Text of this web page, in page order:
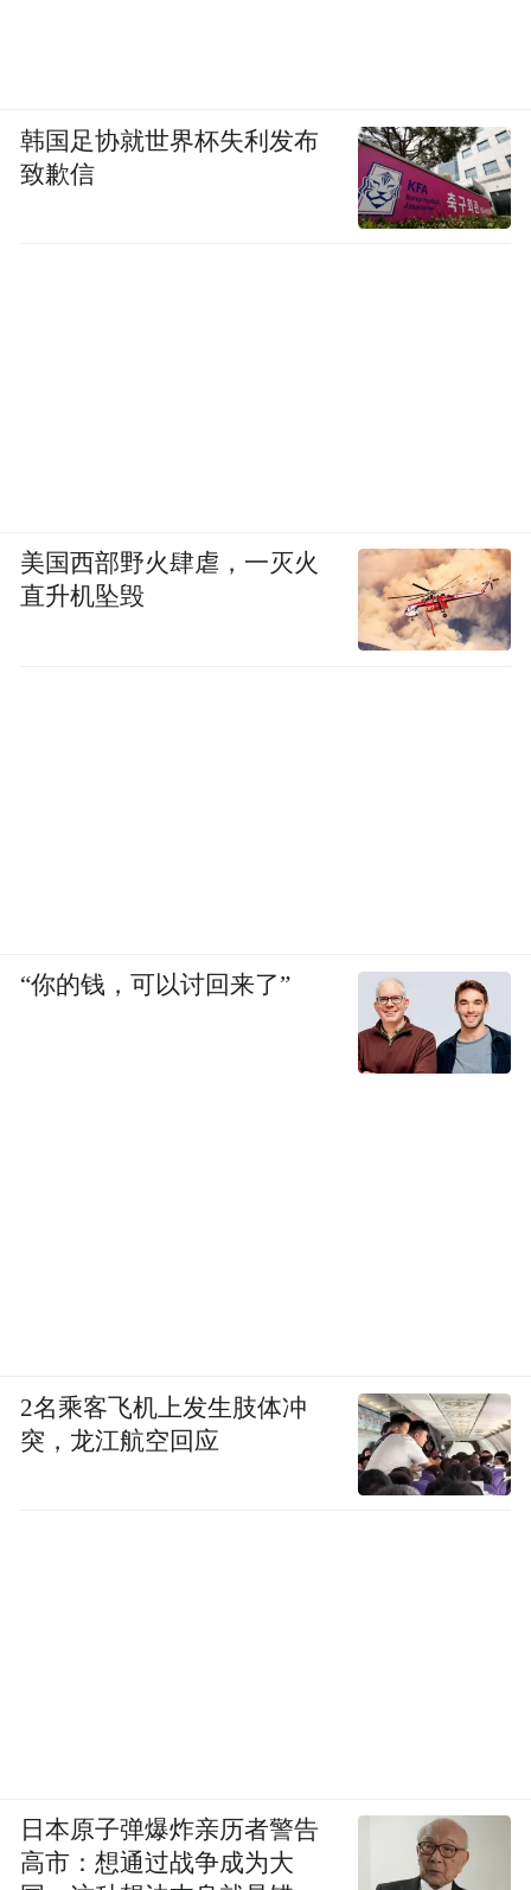
韩国足协就世界杯失利发布
致歉信
美国西部野火肆虐，一灭火
直升机坠毁
“你的钱，可以讨回来了”
2名乘客飞机上发生肢体冲
突，龙江航空回应
日本原子弹爆炸亲历者警告
高市：想通过战争成为大